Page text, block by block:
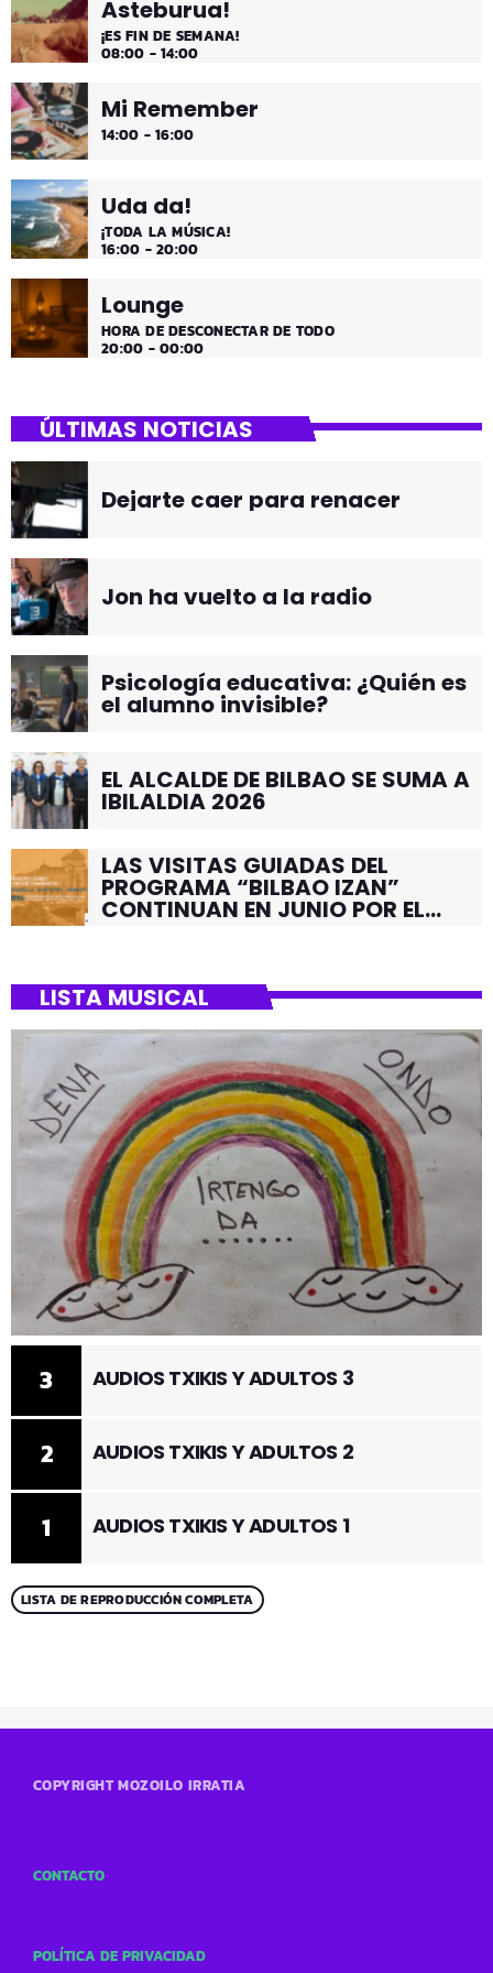
Asteburua!
¡ES FIN DE SEMANA!
08:00 - 14:00
Mi Remember
14:00 - 16:00
Uda da!
¡TODA LA MÚSICA!
16:00 - 20:00
Lounge
HORA DE DESCONECTAR DE TODO
20:00 - 00:00
ÚLTIMAS NOTICIAS
Dejarte caer para renacer
Jon ha vuelto a la radio
Psicología educativa: ¿Quién es
el alumno invisible?
EL ALCALDE DE BILBAO SE SUMA A
IBILALDIA 2026
LAS VISITAS GUIADAS DEL
PROGRAMA “BILBAO IZAN”
CONTINUAN EN JUNIO POR EL
LISTA MUSICAL
1 AUDIOS TXIKIS Y ADULTOS 1
2 AUDIOS TXIKIS Y ADULTOS 2
3 AUDIOS TXIKIS Y ADULTOS 3
LISTA DE REPRODUCCIÓN COMPLETA
COPYRIGHT MOZOILO IRRATIA
CONTACTO
POLÍTICA DE PRIVACIDAD